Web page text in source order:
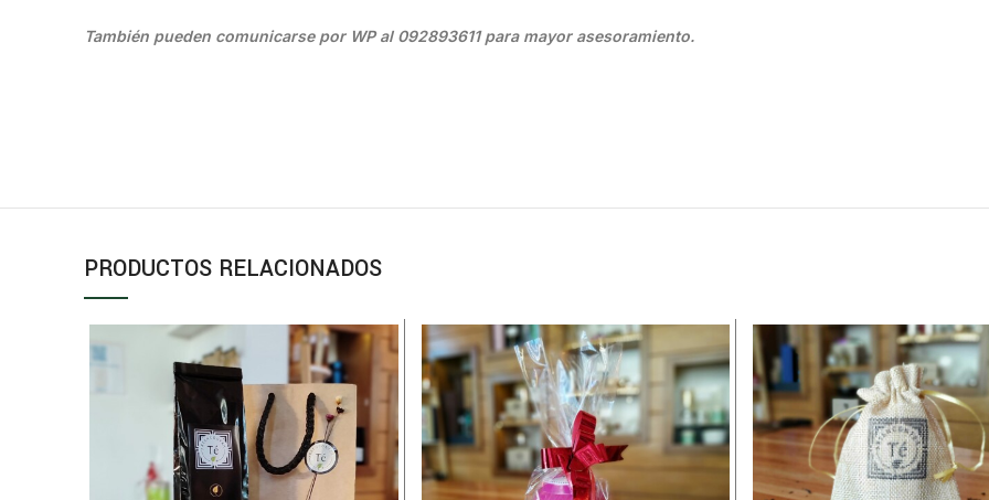
También pueden comunicarse por WP al 092893611 para mayor asesoramiento.
PRODUCTOS RELACIONADOS